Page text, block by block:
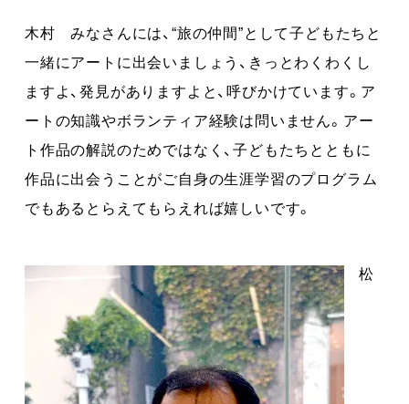
木村 みなさんには、“旅の仲間”として子どもたちと
一緒にアートに出会いましょう、きっとわくわくし
ますよ、発見がありますよと、呼びかけています。ア
ートの知識やボランティア経験は問いません。アー
ト作品の解説のためではなく、子どもたちとともに
作品に出会うことがご自身の生涯学習のプログラム
でもあるとらえてもらえれば嬉しいです。
松